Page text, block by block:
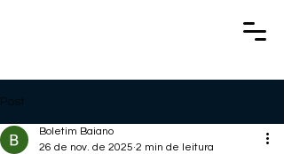
Post
Boletim Baiano
26 de nov. de 2025 2 min de leitura